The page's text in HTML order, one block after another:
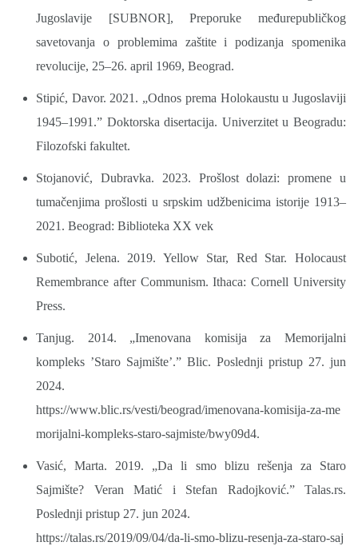
Jugoslavije [SUBNOR], Preporuke međurepubličkog
savetovanja o problemima zaštite i podizanja spomenika
revolucije, 25–26. april 1969, Beograd.
Stipić, Davor. 2021. „Odnos prema Holokaustu u Jugoslaviji
1945–1991.” Doktorska disertacija. Univerzitet u Beogradu:
Filozofski fakultet.
Stojanović, Dubravka. 2023. Prošlost dolazi: promene u
tumačenjima prošlosti u srpskim udžbenicima istorije 1913–
2021. Beograd: Biblioteka XX vek
Subotić, Jelena. 2019. Yellow Star, Red Star. Holocaust
Remembrance after Communism. Ithaca: Cornell University
Press.
Tanjug. 2014. „Imenovana komisija za Memorijalni
kompleks ’Staro Sajmište’.” Blic. Poslednji pristup 27. jun
2024.
https://www.blic.rs/vesti/beograd/imenovana-komisija-za-me
morijalni-kompleks-staro-sajmiste/bwy09d4.
Vasić, Marta. 2019. „Da li smo blizu rešenja za Staro
Sajmište? Veran Matić i Stefan Radojković.” Talas.rs.
Poslednji pristup 27. jun 2024.
https://talas.rs/2019/09/04/da-li-smo-blizu-resenja-za-staro-saj